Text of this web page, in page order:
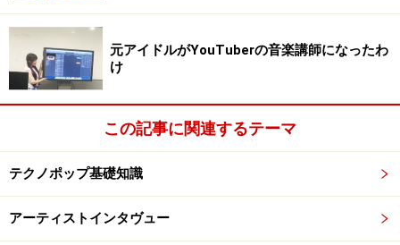
09. 立花ハジメとLow Powers：メドレー～I.愛のテーマ～II.Do You
Love Me？～III.Jet Boy
10. ビンジョウバカネ：リグレット
11. 電気グルーヴ：Popcorn
12. hi-posi：ラジオスターの悲劇 Video Killed The Radio Star
14. 原田知世：MARLENE ON THE WALL（マレーネの肖像）
い。
元アイドルがYouTuberの音楽講師になったわ
け
この記事に関連するテーマ
テクノポップ基礎知識
アーティストインタヴュー